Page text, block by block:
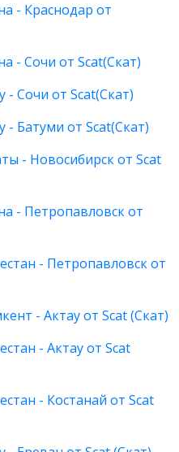
- Краснодар от
- Сочи от Scat(Скат)
Сочи от Scat(Скат)
Батуми от Scat(Скат)
- Новосибирск от Scat
- Петропавловск от
- Петропавловск от
- Актау от Scat (Скат)
- Актау от Scat
- Костанай от Scat